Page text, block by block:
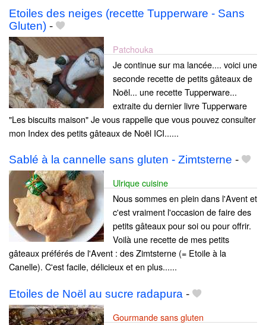
Etoiles des neiges (recette Tupperware - Sans
Gluten) -
Patchouka
Je continue sur ma lancée.... voici une
seconde recette de petits gâteaux de
Noël... une recette Tupperware...
extraite du dernier livre Tupperware
"Les biscuits maison" Je vous rappelle que vous pouvez consulter
mon Index des petits gâteaux de Noël ICI......
Sablé à la cannelle sans gluten - Zimtsterne -
Ulrique cuisine
Nous sommes en plein dans l'Avent et
c'est vraiment l'occasion de faire des
petits gâteaux pour soi ou pour offrir.
Voilà une recette de mes petits
gâteaux préférés de l'Avent : des Zimtsterne (= Etoile à la
Canelle). C'est facile, délicieux et en plus......
Etoiles de Noël au sucre radapura -
Gourmande sans gluten